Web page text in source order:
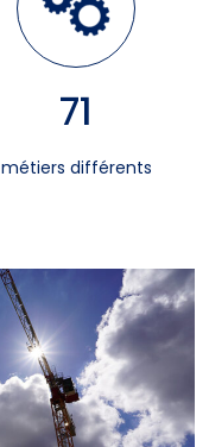
71
métiers différents